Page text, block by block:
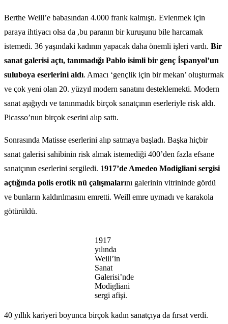
Berthe Weill’e babasından 4.000 frank kalmıştı. Evlenmek için
paraya ihtiyacı olsa da ,bu paranın bir kuruşunu bile harcamak
istemedi. 36 yaşındaki kadının yapacak daha önemli işleri vardı. Bir
sanat galerisi açtı, tanımadığı Pablo isimli bir genç İspanyol’un
suluboya eserlerini aldı. Amacı ‘gençlik için bir mekan’ oluşturmak
ve çok yeni olan 20. yüzyıl modern sanatını desteklemekti. Modern
sanat aşığıydı ve tanınmadık birçok sanatçının eserleriyle risk aldı.
Picasso’nun birçok eserini alıp sattı.
Sonrasında Matisse eserlerini alıp satmaya başladı. Başka hiçbir
sanat galerisi sahibinin risk almak istemediği 400’den fazla efsane
sanatçının eserlerini sergiledi. 1917’de Amedeo Modigliani sergisi
açtığında polis erotik nü çalışmalarını galerinin vitrininde gördü
ve bunların kaldırılmasını emretti. Weill emre uymadı ve karakola
götürüldü.
1917
yılında
Weill’in
Sanat
Galerisi’nde
Modigliani
sergi afişi.
40 yıllık kariyeri boyunca birçok kadın sanatçıya da fırsat verdi.